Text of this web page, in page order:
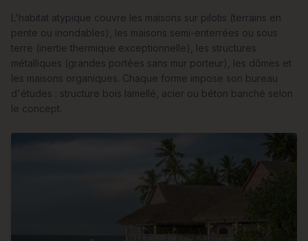
L'habitat atypique couvre les maisons sur pilotis (terrains en
pente ou inondables), les maisons semi-enterrées ou sous
terre (inertie thermique exceptionnelle), les structures
métalliques (grandes portées sans mur porteur), les dômes et
les maisons organiques. Chaque forme impose son bureau
d'études : structure bois lamellé, acier ou béton banché selon
le concept.